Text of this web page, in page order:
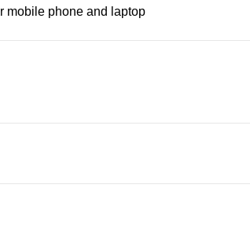
mobile phone and laptop